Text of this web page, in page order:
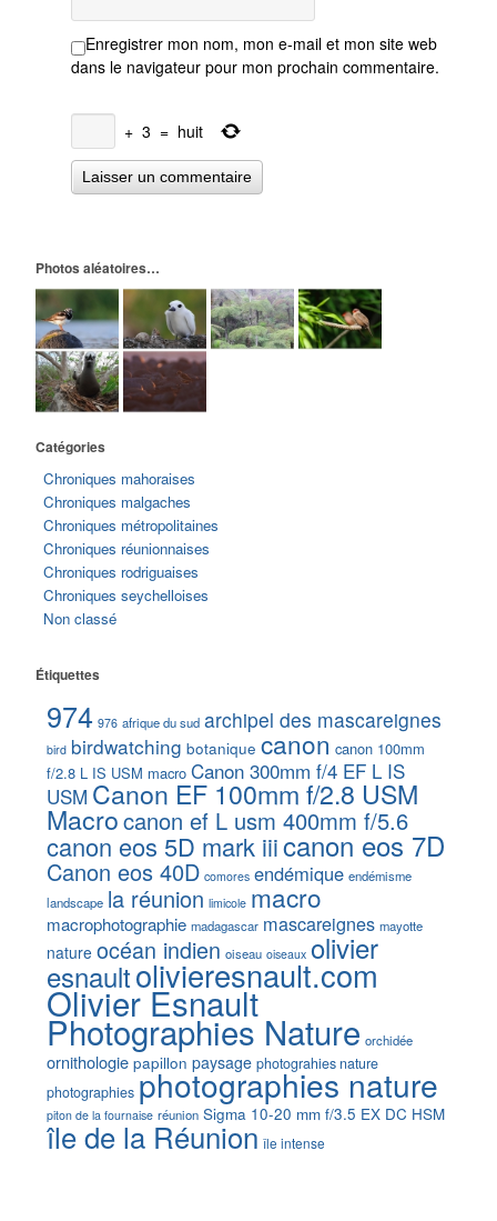
Enregistrer mon nom, mon e-mail et mon site web
dans le navigateur pour mon prochain commentaire.
+ 3 = huit
Photos aléatoires…
Catégories
Chroniques mahoraises
Chroniques malgaches
Chroniques métropolitaines
Chroniques réunionnaises
Chroniques rodriguaises
Chroniques seychelloises
Non classé
Étiquettes
974 976 afrique du sud archipel des mascareignes
bird birdwatching botanique canon canon 100mm
f/2.8 L IS USM macro Canon 300mm f/4 EF L IS
USM Canon EF 100mm f/2.8 USM
Macrocanon ef L usm 400mm f/5.6
canon eos 5D mark iiicanon eos 7D
Canon eos 40D comores endémique endémisme
landscape la réunion limicole macro
macrophotographie madagascar mascareignes mayotte
nature océan indien oiseau oiseaux olivier
esnaultolivieresnault.com
Olivier Esnault
Photographies Nature orchidée
ornithologie papillon paysage photograhies nature
photographies photographies nature
piton de la fournaise réunion Sigma 10-20 mm f/3.5 EX DC HSM
île de la Réunion île intense